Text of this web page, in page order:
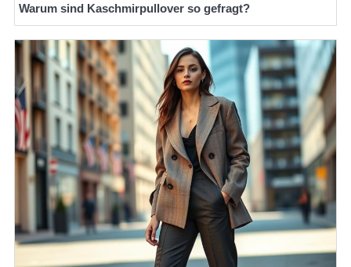
Warum sind Kaschmirpullover so gefragt?